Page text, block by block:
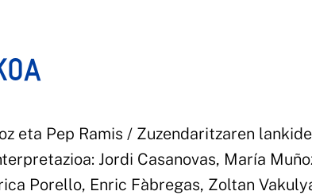
eta Pep Ramis / Zuzendaritzaren
Jordi Casanovas, María
Porello, Enric Fàbregas, Zoltan